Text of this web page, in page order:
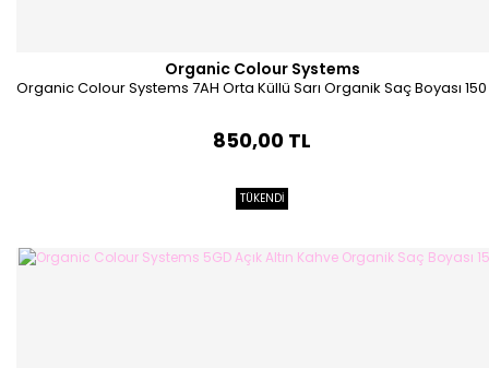
Organic Colour Systems
Organic Colour Systems 7AH Orta Küllü Sarı Organik Saç Boyası
850,00 TL
TÜKENDİ